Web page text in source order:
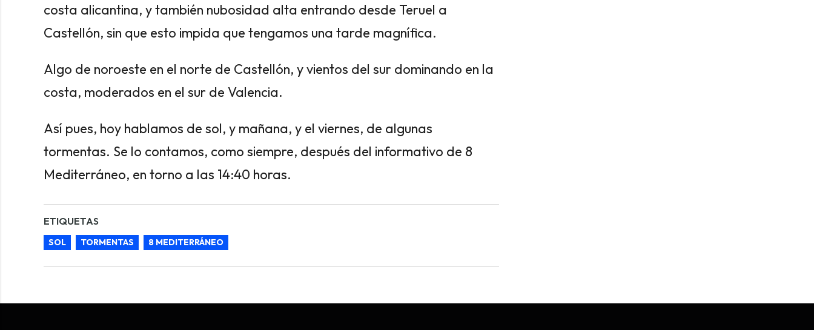
costa alicantina, y también nubosidad alta entrando desde Teruel a
Castellón, sin que esto impida que tengamos una tarde magnífica.
Algo de noroeste en el norte de Castellón, y vientos del sur dominando en la
costa, moderados en el sur de Valencia.
Así pues, hoy hablamos de sol, y mañana, y el viernes, de algunas
tormentas. Se lo contamos, como siempre, después del informativo de 8
Mediterráneo, en torno a las 14:40 horas.
ETIQUETAS
SOL TORMENTAS 8 MEDITERRÁNEO